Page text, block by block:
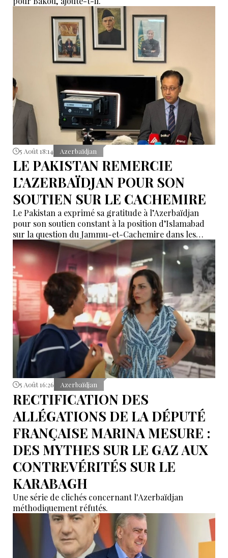
5 Août 18:14 Azerbaïdjan
LE PAKISTAN REMERCIE
L’AZERBAÏDJAN POUR SON
SOUTIEN SUR LE CACHEMIRE
Le Pakistan a exprimé sa gratitude à l’Azerbaïdjan
pour son soutien constant à la position d’Islamabad
sur la question du Jammu-et-Cachemire dans les
instances internationales.
5 Août 16:26 Azerbaïdjan
RECTIFICATION DES
ALLÉGATIONS DE LA DÉPUTÉ
FRANÇAISE MARINA MESURE :
DES MYTHES SUR LE GAZ AUX
CONTREVÉRITÉS SUR LE
KARABAGH
Une série de clichés concernant l'Azerbaïdjan
méthodiquement réfutés.